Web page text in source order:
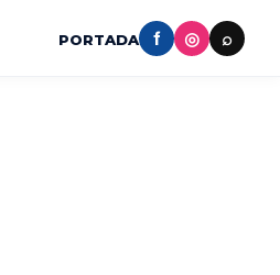
PORTADA f ◎ ⌕